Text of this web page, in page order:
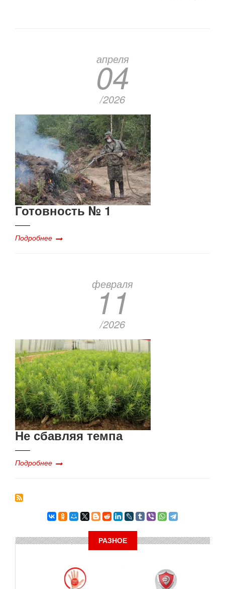
апреля
04
/2026
Готовность № 1
Подробнее
февраля
11
/2026
Не сбавляя темпа
Подробнее
РАЗНОЕ